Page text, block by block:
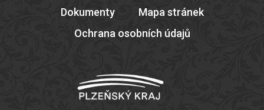
Dokumenty
Mapa stránek
Ochrana osobních údajů